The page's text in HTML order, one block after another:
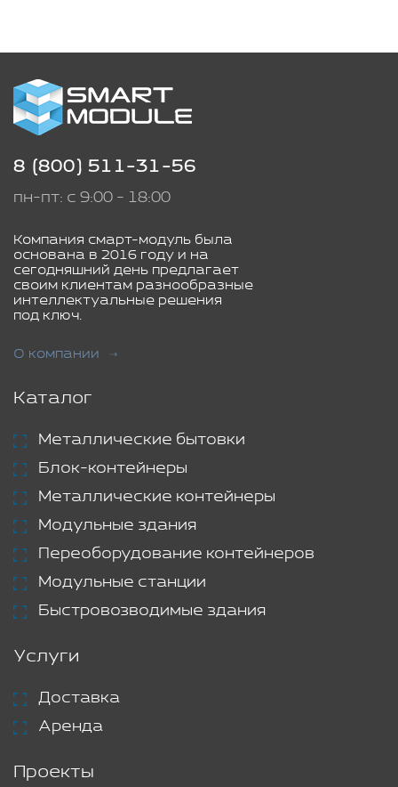
8 (800) 511-31-56
пн-пт: с 9:00 - 18:00
Компания смарт-модуль была
основана в 2016 году и на
сегодняшний день предлагает
своим клиентам разнообразные
интеллектуальные решения
под ключ.
О компании
Каталог
Металлические бытовки
Блок-контейнеры
Металлические контейнеры
Модульные здания
Переоборудование контейнеров
Модульные станции
Быстровозводимые здания
Услуги
Доставка
Аренда
Проекты